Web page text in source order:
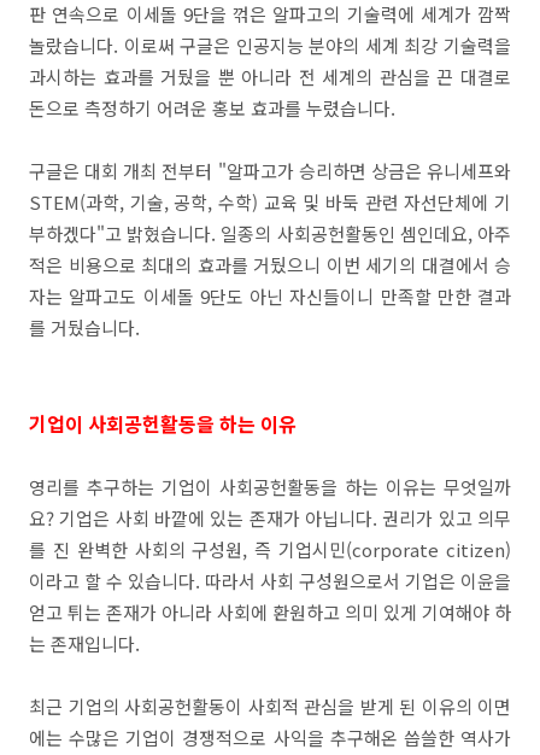
판 연속으로 이세돌 9단을 꺾은 알파고의 기술력에 세계가 깜짝
놀랐습니다. 이로써 구글은 인공지능 분야의 세계 최강 기술력을
과시하는 효과를 거뒀을 뿐 아니라 전 세계의 관심을 끈 대결로
돈으로 측정하기 어려운 홍보 효과를 누렸습니다.
구글은 대회 개최 전부터 "알파고가 승리하면 상금은 유니세프와
STEM(과학, 기술, 공학, 수학) 교육 및 바둑 관련 자선단체에 기
부하겠다"고 밝혔습니다. 일종의 사회공헌활동인 셈인데요, 아주
적은 비용으로 최대의 효과를 거뒀으니 이번 세기의 대결에서 승
자는 알파고도 이세돌 9단도 아닌 자신들이니 만족할 만한 결과
를 거뒀습니다.
기업이 사회공헌활동을 하는 이유
영리를 추구하는 기업이 사회공헌활동을 하는 이유는 무엇일까
요? 기업은 사회 바깥에 있는 존재가 아닙니다. 권리가 있고 의무
를 진 완벽한 사회의 구성원, 즉 기업시민(corporate citizen)
이라고 할 수 있습니다. 따라서 사회 구성원으로서 기업은 이윤을
얻고 튀는 존재가 아니라 사회에 환원하고 의미 있게 기여해야 하
는 존재입니다.
최근 기업의 사회공헌활동이 사회적 관심을 받게 된 이유의 이면
에는 수많은 기업이 경쟁적으로 사익을 추구해온 씁쓸한 역사가